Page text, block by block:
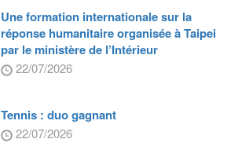
Une formation internationale sur la
réponse humanitaire organisée à Taipei
par le ministère de l’Intérieur
22/07/2026
Tennis : duo gagnant
22/07/2026